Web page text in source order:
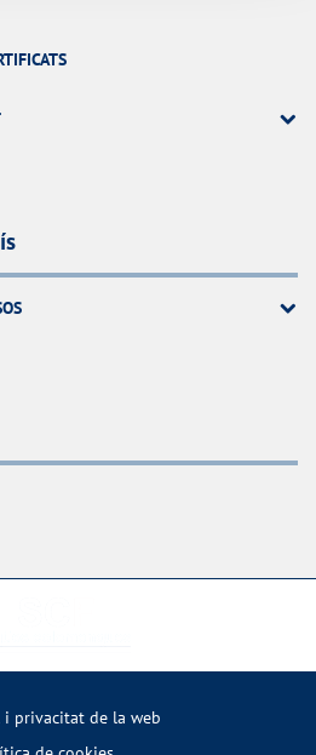
i privacitat de la web